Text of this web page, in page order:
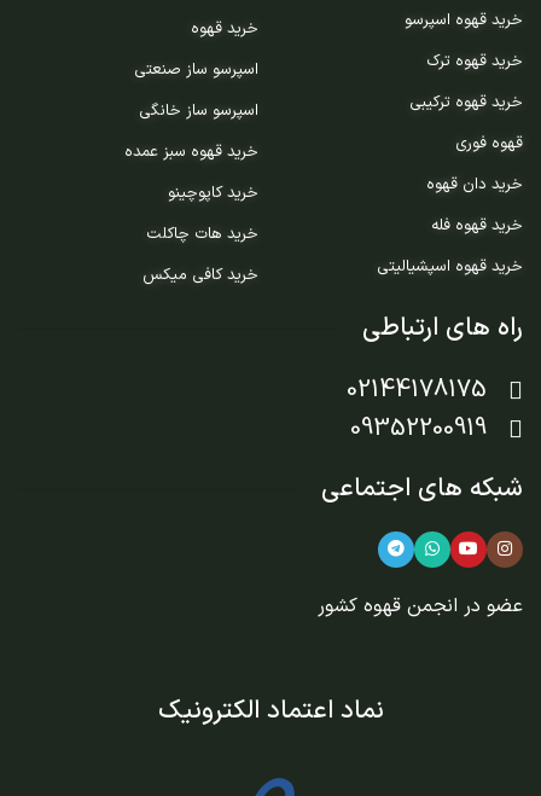
خرید قهوه اسپرسو
خرید قهوه ترک
خرید قهوه ترکیبی
قهوه فوری
خرید دان قهوه
خرید قهوه فله
خرید قهوه اسپشیالیتی
خرید قهوه
اسپرسو ساز صنعتی
اسپرسو ساز خانگی
خرید قهوه سبز عمده
خرید کاپوچینو
خرید هات چاکلت
خرید کافی میکس
راه های ارتباطی
02144178175
09352200919
شبکه های اجتماعی
عضو در انجمن قهوه کشور
نماد اعتماد الکترونیک